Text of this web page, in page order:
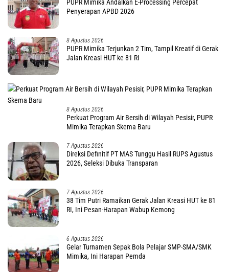
PUPR Mimika Andalkan E-Processing Percepat
Penyerapan APBD 2026
8 Agustus 2026
PUPR Mimika Terjunkan 2 Tim, Tampil Kreatif di Gerak
Jalan Kreasi HUT ke 81 RI
8 Agustus 2026
Perkuat Program Air Bersih di Wilayah Pesisir, PUPR
Mimika Terapkan Skema Baru
7 Agustus 2026
Direksi Definitif PT MAS Tunggu Hasil RUPS Agustus
2026, Seleksi Dibuka Transparan
7 Agustus 2026
38 Tim Putri Ramaikan Gerak Jalan Kreasi HUT ke 81
RI, Ini Pesan-Harapan Wabup Kemong
6 Agustus 2026
Gelar Turnamen Sepak Bola Pelajar SMP-SMA/SMK
Mimika, Ini Harapan Pemda